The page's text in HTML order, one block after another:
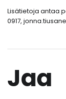
Lisätietoja antaa
0917,
Jaa